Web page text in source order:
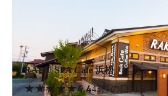
RAKU SPA Cafe 浜松
★★★★★4.443件の口コミ